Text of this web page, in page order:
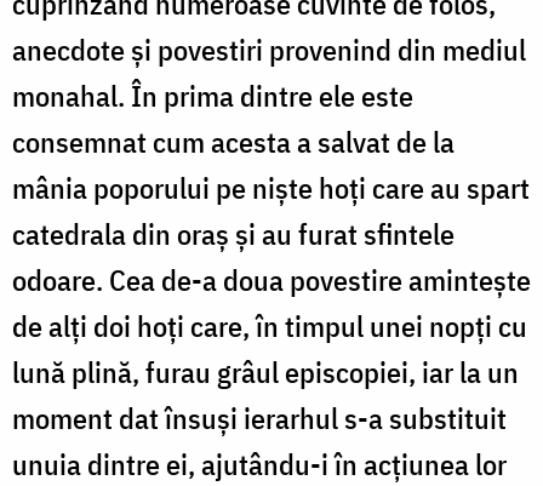
anecdote și povestiri provenind din mediul
monahal. În prima dintre ele este
consemnat cum acesta a salvat de la
mânia poporului pe niște hoți care au spart
catedrala din oraș și au furat sfintele
odoare. Cea de-a doua povestire amintește
de alți doi hoți care, în timpul unei nopți cu
lună plină, furau grâul episcopiei, iar la un
moment dat însuși ierarhul s-a substituit
unuia dintre ei, ajutându-i în acțiunea lor